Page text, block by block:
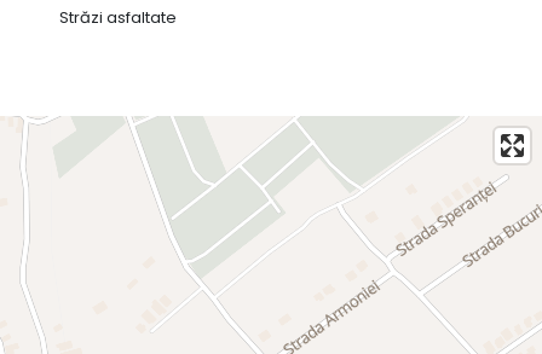
Străzi asfaltate